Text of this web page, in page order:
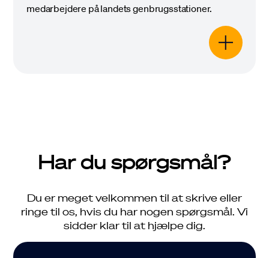
medarbejdere på landets genbrugsstationer.
Har du spørgsmål?
Du er meget velkommen til at skrive eller
ringe til os, hvis du har nogen spørgsmål. Vi
sidder klar til at hjælpe dig.